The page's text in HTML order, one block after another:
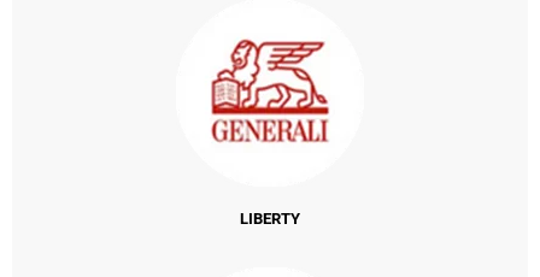
LIBERTY